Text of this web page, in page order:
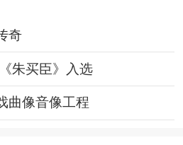
奇
朱买臣》入选
曲像音像工程